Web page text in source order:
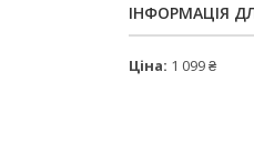
ІНФОРМАЦІЯ
Ціна: 1 099 ₴